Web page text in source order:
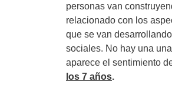
personas van
relacionado con los
que se van
sociales. No hay una
aparece el sentimiento
los 7 años.